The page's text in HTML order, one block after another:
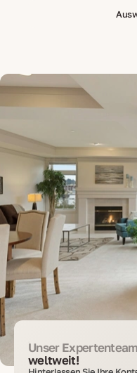
Unser
weltweit!